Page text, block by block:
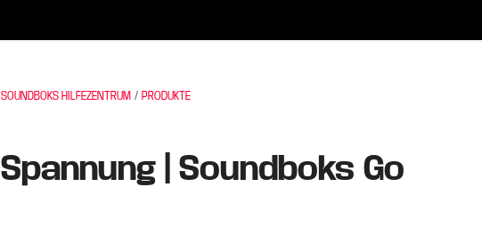
SOUNDBOKS HILFEZENTRUM PRODUKTE
Spannung | Soundboks Go